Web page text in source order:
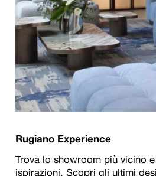
Rugiano Experience
Trova lo showroom più vicino
ispirazioni. Scopri gli ultimi